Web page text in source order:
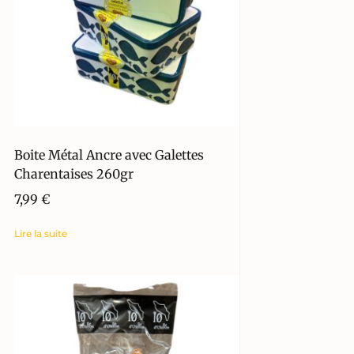
Boite Métal Ancre avec Galettes
Charentaises 260gr
7,99€
Lire la suite